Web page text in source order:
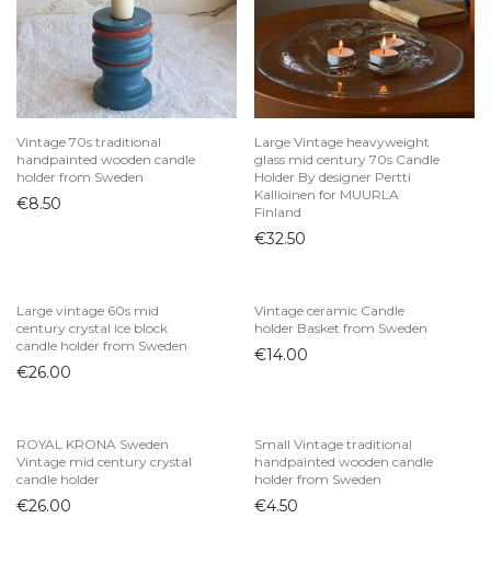
Vintage 70s traditional
handpainted wooden candle
holder from Sweden
€8.50
Large Vintage heavyweight
glass mid century 70s Candle
Holder By designer Pertti
Kallioinen for MUURLA
Finland
€32.50
Large vintage 60s mid
century crystal ice block
candle holder from Sweden
€26.00
Vintage ceramic Candle
holder Basket from Sweden
€14.00
ROYAL KRONA Sweden
Vintage mid century crystal
candle holder
€26.00
Small Vintage traditional
handpainted wooden candle
holder from Sweden
€4.50